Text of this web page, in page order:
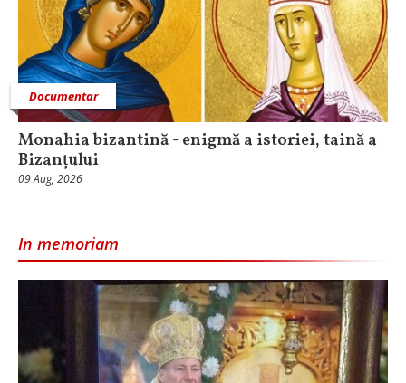
Documentar
Monahia bizantină - enigmă a istoriei, taină a
Bizanțului
09 Aug, 2026
In memoriam